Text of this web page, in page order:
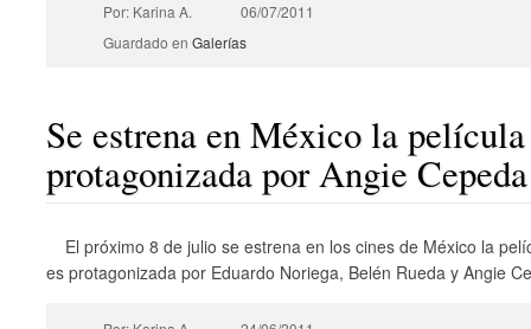
Por: Karina A.
06/07/2011
Guardado en Galerías
Se estrena en México la
protagonizada por Angie Cepeda
El próximo 8 de julio se estrena en los cines de México la
es protagonizada por Eduardo Noriega, Belén Rueda y Angie